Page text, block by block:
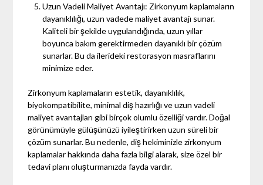
Uzun Vadeli Maliyet Avantajı: Zirkonyum kaplamaların
dayanıklılığı, uzun vadede maliyet avantajı sunar.
Kaliteli bir şekilde uygulandığında, uzun yıllar
boyunca bakım gerektirmeden dayanıklı bir çözüm
sunarlar. Bu da ilerideki restorasyon masraflarını
minimize eder.
Zirkonyum kaplamaların estetik, dayanıklılık,
biyokompatibilite, minimal diş hazırlığı ve uzun vadeli
maliyet avantajları gibi birçok olumlu özelliği vardır. Doğal
görünümüyle gülüşünüzü iyileştirirken uzun süreli bir
çözüm sunarlar. Bu nedenle, diş hekiminizle zirkonyum
kaplamalar hakkında daha fazla bilgi alarak, size özel bir
tedavi planı oluşturmanızda fayda vardır.